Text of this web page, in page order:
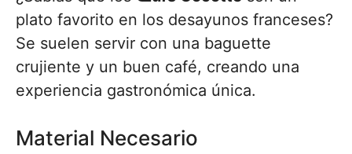
plato favorito en los desayunos franceses?
Se suelen servir con una baguette
crujiente y un buen café, creando una
experiencia gastronómica única.
Material Necesario